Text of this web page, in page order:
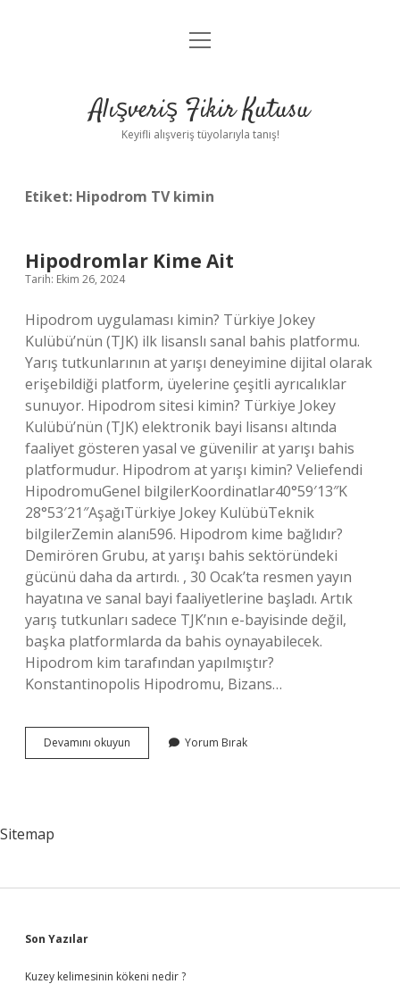
Anasayfa
Yasal Uyarı
menüyü
Alışveriş Fikir Kutusu
Keyifli alışveriş tüyolarıyla tanış!
Etiket: Hipodrom TV kimin
Hipodromlar Kime Ait
Tarih: Ekim 26, 2024
Hipodrom uygulaması kimin? Türkiye Jokey
Kulübü’nün (TJK) ilk lisanslı sanal bahis platformu.
Yarış tutkunlarının at yarışı deneyimine dijital olarak
erişebildiği platform, üyelerine çeşitli ayrıcalıklar
sunuyor. Hipodrom sitesi kimin? Türkiye Jokey
Kulübü’nün (TJK) elektronik bayi lisansı altında
faaliyet gösteren yasal ve güvenilir at yarışı bahis
platformudur. Hipodrom at yarışı kimin? Veliefendi
HipodromuGenel bilgilerKoordinatlar40°59′13″K
28°53′21″AşağıTürkiye Jokey KulübüTeknik
bilgilerZemin alanı596. Hipodrom kime bağlıdır?
Demirören Grubu, at yarışı bahis sektöründeki
gücünü daha da artırdı. , 30 Ocak’ta resmen yayın
hayatına ve sanal bayi faaliyetlerine başladı. Artık
yarış tutkunları sadece TJK’nın e-bayisinde değil,
başka platformlarda da bahis oynayabilecek.
Hipodrom kim tarafından yapılmıştır?
Konstantinopolis Hipodromu, Bizans…
Devamını okuyun Hipodromlar
Kime
Yorum Bırak
Sitemap
Sidebar
Son Yazılar
Kuzey kelimesinin kökeni nedir ?